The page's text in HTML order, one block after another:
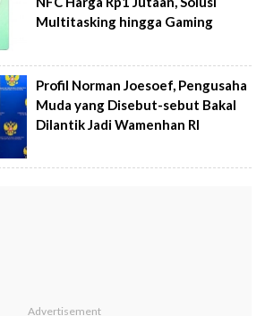
Multitasking hingga Gaming
Profil Norman Joesoef, Pengusaha
Muda yang Disebut-sebut Bakal
Dilantik Jadi Wamenhan RI